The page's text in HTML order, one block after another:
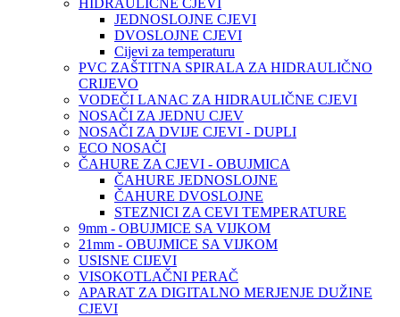
HIDRAULIČNE CJEVI
JEDNOSLOJNE CJEVI
DVOSLOJNE CJEVI
Cijevi za temperaturu
PVC ZAŠTITNA SPIRALA ZA HIDRAULIČNO
CRIJEVO
VODEČI LANAC ZA HIDRAULIČNE CJEVI
NOSAČI ZA JEDNU CJEV
NOSAČI ZA DVIJE CJEVI - DUPLI
ECO NOSAČI
ČAHURE ZA CJEVI - OBUJMICA
ČAHURE JEDNOSLOJNE
ČAHURE DVOSLOJNE
STEZNICI ZA CEVI TEMPERATURE
9mm - OBUJMICE SA VIJKOM
21mm - OBUJMICE SA VIJKOM
USISNE CIJEVI
VISOKOTLAČNI PERAČ
APARAT ZA DIGITALNO MERJENJE DUŽINE
CJEVI